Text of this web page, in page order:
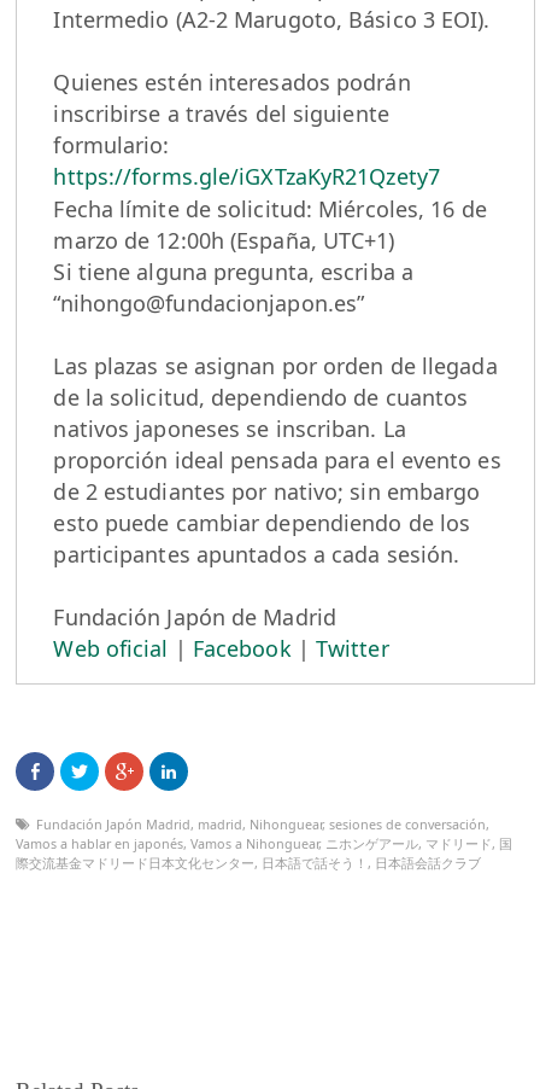
Intermedio (A2-2 Marugoto, Básico 3 EOI).
Quienes estén interesados podrán
inscribirse a través del siguiente
formulario:
https://forms.gle/iGXTzaKyR21Qzety7
Fecha límite de solicitud: Miércoles, 16 de
marzo de 12:00h (España, UTC+1)
Si tiene alguna pregunta, escriba a
“nihongo@fundacionjapon.es”
Las plazas se asignan por orden de llegada
de la solicitud, dependiendo de cuantos
nativos japoneses se inscriban. La
proporción ideal pensada para el evento es
de 2 estudiantes por nativo; sin embargo
esto puede cambiar dependiendo de los
participantes apuntados a cada sesión.
Fundación Japón de Madrid
Web oficial | Facebook | Twitter
Fundación Japón Madrid, madrid, Nihonguear,sesiones de conversación,
Vamos a hablar en japonés,Vamos a Nihonguear, ニホンゲアール, マドリード, 国
際交流基金マドリード日本文化センター, 日本語で話そう！, 日本語会話クラブ